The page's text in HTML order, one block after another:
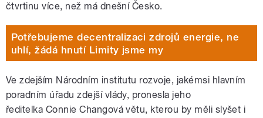
čtvrtinu více, než má dnešní Česko.
Potřebujeme decentralizaci zdrojů energie, ne
uhlí, žádá hnutí Limity jsme my
Ve zdejším Národním institutu rozvoje, jakémsi hlavním
poradním úřadu zdejší vlády, pronesla jeho
ředitelka Connie Changová větu, kterou by měli slyšet i